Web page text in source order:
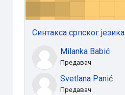
Синтакса српског језика
Milanka Babić
Предавач
Svetlana Panić
Предавач